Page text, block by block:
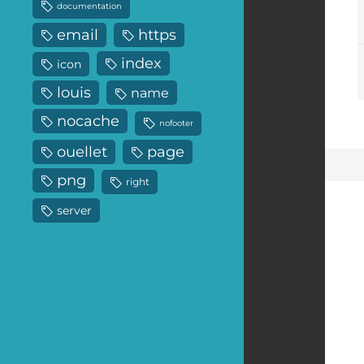
documentation
email https
icon
index
louis
name
nocache nofooter
ouellet
page
png
right
server